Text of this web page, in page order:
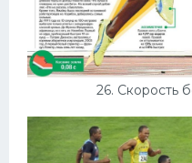
26. Скорость